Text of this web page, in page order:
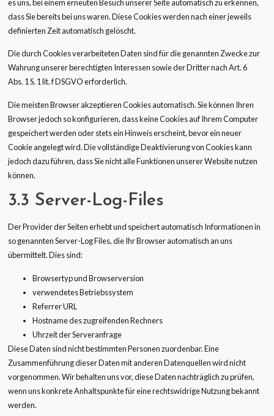
es uns, bei einem erneuten Besuch unserer Seite automatisch zu erkennen,
dass Sie bereits bei uns waren. Diese Cookies werden nach einer jeweils
definierten Zeit automatisch gelöscht.
Die durch Cookies verarbeiteten Daten sind für die genannten Zwecke zur
Wahrung unserer berechtigten Interessen sowie der Dritter nach Art. 6
Abs. 1 S. 1 lit. f DSGVO erforderlich.
Die meisten Browser akzeptieren Cookies automatisch. Sie können Ihren
Browser jedoch so konfigurieren, dass keine Cookies auf Ihrem Computer
gespeichert werden oder stets ein Hinweis erscheint, bevor ein neuer
Cookie angelegt wird. Die vollständige Deaktivierung von Cookies kann
jedoch dazu führen, dass Sie nicht alle Funktionen unserer Website nutzen
können.
3.3 Server-Log-Files
Der Provider der Seiten erhebt und speichert automatisch Informationen in
so genannten Server-Log Files, die Ihr Browser automatisch an uns
übermittelt. Dies sind:
Browsertyp und Browserversion
verwendetes Betriebssystem
Referrer URL
Hostname des zugreifenden Rechners
Uhrzeit der Serveranfrage
Diese Daten sind nicht bestimmten Personen zuordenbar. Eine
Zusammenführung dieser Daten mit anderen Datenquellen wird nicht
vorgenommen. Wir behalten uns vor, diese Daten nachträglich zu prüfen,
wenn uns konkrete Anhaltspunkte für eine rechtswidrige Nutzung bekannt
werden.